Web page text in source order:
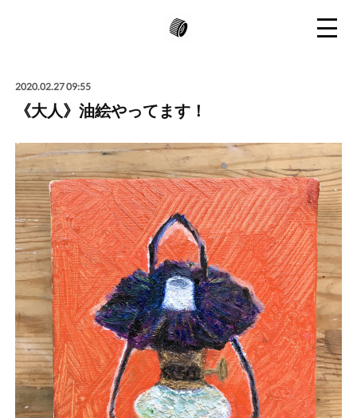
2020.02.27 09:55
《大人》油絵やってます！